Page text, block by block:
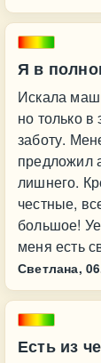
Я в
Искала
но только
заботу.
предложил
лишнего.
честные,
большое!
меня есть
Светлана,
Есть из